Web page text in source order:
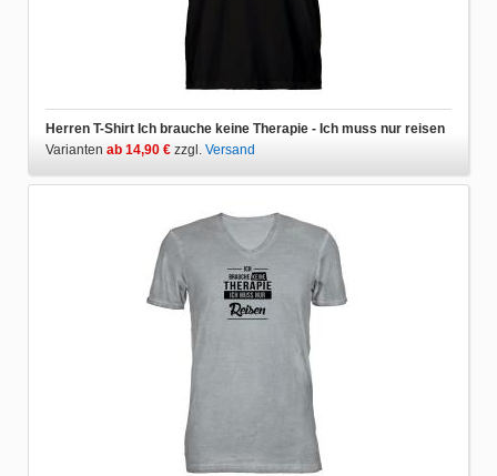
Herren T-Shirt Ich brauche keine Therapie - Ich muss nur reisen
Varianten ab 14,90 € zzgl. Versand